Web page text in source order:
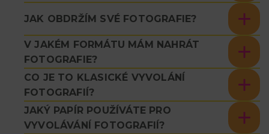
JAK OBDRŽÍM SVÉ FOTOGRAFIE?
V JAKÉM FORMÁTU MÁM NAHRÁT
FOTOGRAFIE?
CO JE TO KLASICKÉ VYVOLÁNÍ
FOTOGRAFIÍ?
JAKÝ PAPÍR POUŽÍVÁTE PRO
VYVOLÁVÁNÍ FOTOGRAFIÍ?